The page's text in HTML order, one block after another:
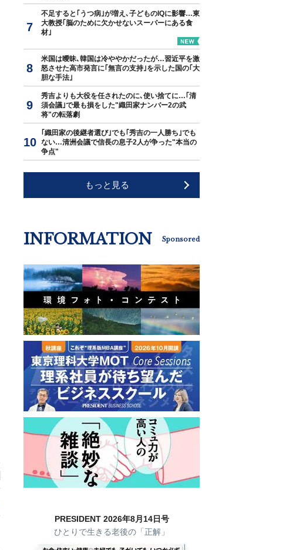
不足すると｢うつ病｣が増え､子どものIQに影響…東
大教授｢脳のために欠かせないスーパーにある食
材｣
米国は曖昧､韓国は冷ややかだったが…習近平を激
怒させた高市発言に｢無言の支持｣を示した国の｢大
胆な手法｣
秀吉よりも大役を任されたのに､使い捨てに…｢清
須会議｣で最も損をした"織田家ナンバー2の武
将"の転落劇
｢織田家の後継者選び｣でも｢秀吉の一人勝ち｣でも
ない…清洲会議で信長の息子2人が争った"本当の
争点"
もっと見る
INFORMATION Sponsored
PRESIDENT 2026年8月14日号
ひとりで生きる老後の「正解」